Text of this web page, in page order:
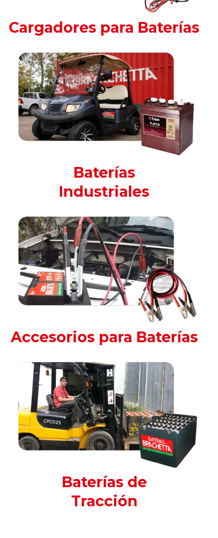
Cargadores para Baterías
Baterías
Industriales
Accesorios para Baterías
Baterías de
Tracción